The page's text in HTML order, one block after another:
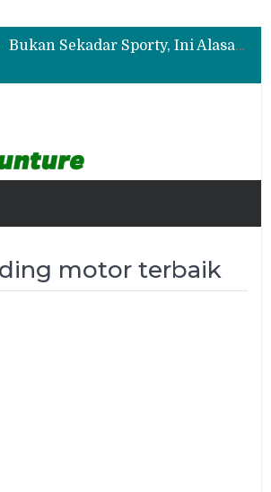
Suzuki XL7 Terbaru Jadi Favorit Test Drive di GIIAS 2026, Ini Fitur yang Paling Dipuji
Bukan Sekadar Sporty, Ini Alasan Suzuki Fronx SGX Hybrid Kuro Layak Dilirik
Suzuki XL7 Terbaru Jadi Favorit Test Drive di GIIAS 2026, Ini Fitur yang Paling Dipuji
motor terbaik